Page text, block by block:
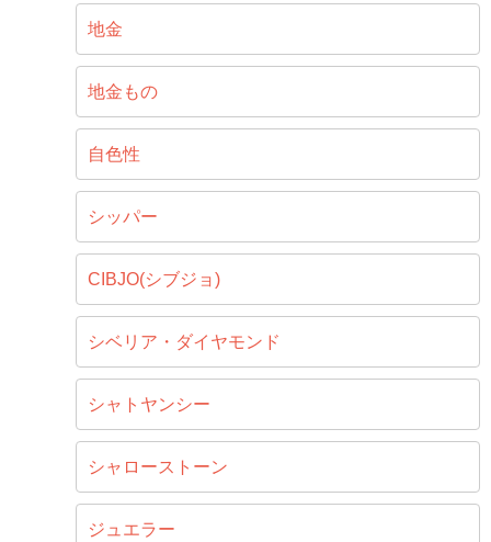
地金
地金もの
自色性
シッパー
CIBJO(シブジョ)
シベリア・ダイヤモンド
シャトヤンシー
シャローストーン
ジュエラー